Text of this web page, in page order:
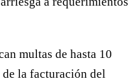
multas de hasta 10
la facturación del